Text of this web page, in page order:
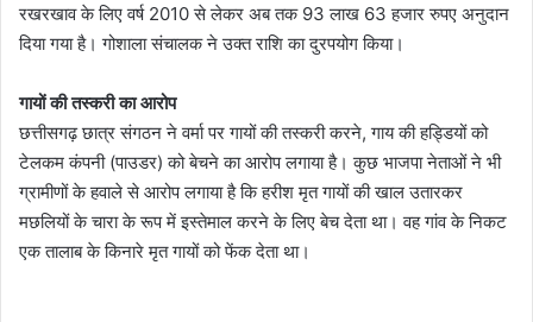
रखरखाव के लिए वर्ष 2010 से लेकर अब तक 93 लाख 63 हजार रुपए अनुदान
दिया गया है। गोशाला संचालक ने उक्त राशि का दुरपयोग किया।
गायों की तस्करी का आरोप
छत्तीसगढ़ छात्र संगठन ने वर्मा पर गायों की तस्करी करने, गाय की हड्डियों को
टेलकम कंपनी (पाउडर) को बेचने का आरोप लगाया है। कुछ भाजपा नेताओं ने भी
ग्रामीणों के हवाले से आरोप लगाया है कि हरीश मृत गायों की खाल उतारकर
मछलियों के चारा के रूप में इस्तेमाल करने के लिए बेच देता था। वह गांव के निकट
एक तालाब के किनारे मृत गायों को फेंक देता था।